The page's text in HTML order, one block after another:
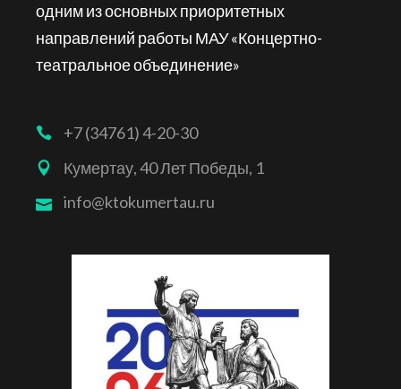
одним из основных приоритетных
направлений работы МАУ «Концертно-
театральное объединение»
+7 (34761) 4-20-30
Кумертау, 40 Лет Победы, 1
info@ktokumertau.ru